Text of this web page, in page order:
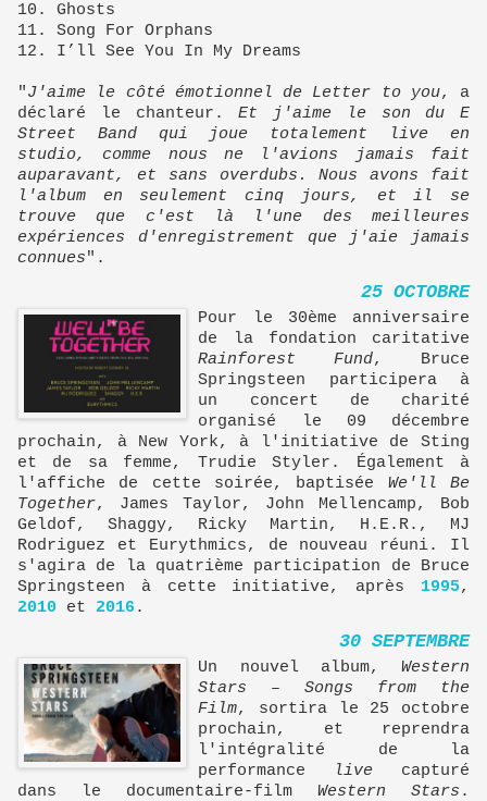
10. Ghosts
11. Song For Orphans
12. I’ll See You In My Dreams
"J'aime le côté émotionnel de Letter to you, a
déclaré le chanteur.Et j'aime le son du E
Street Band qui joue totalement live en
studio, comme nous ne l'avions jamais fait
auparavant, et sans overdubs. Nous avons fait
l'album en seulement cinq jours, et il se
trouve que c'est là l'une des meilleures
expériences d'enregistrement que j'aie jamais
connues".
25 OCTOBRE
Pour le 30ème anniversaire
de la fondation caritative
Rainforest Fund, Bruce
Springsteen participera à
un concert de charité
organisé le 09 décembre
prochain, à New York, à l'initiative de Sting
et de sa femme, Trudie Styler. Également à
l'affiche de cette soirée, baptisée We'll Be
Together, James Taylor, John Mellencamp, Bob
Geldof, Shaggy, Ricky Martin, H.E.R., MJ
Rodriguez et Eurythmics, de nouveau réuni. Il
s'agira de la quatrième participation de Bruce
Springsteen à cette initiative, après 1995,
2010 et 2016 .
30 SEPTEMBRE
Un nouvel album, Western
Stars – Songs from the
Film, sortira le 25 octobre
prochain, et reprendra
l'intégralité de la
performance
live capturé
dans le documentaire-film Western Stars .